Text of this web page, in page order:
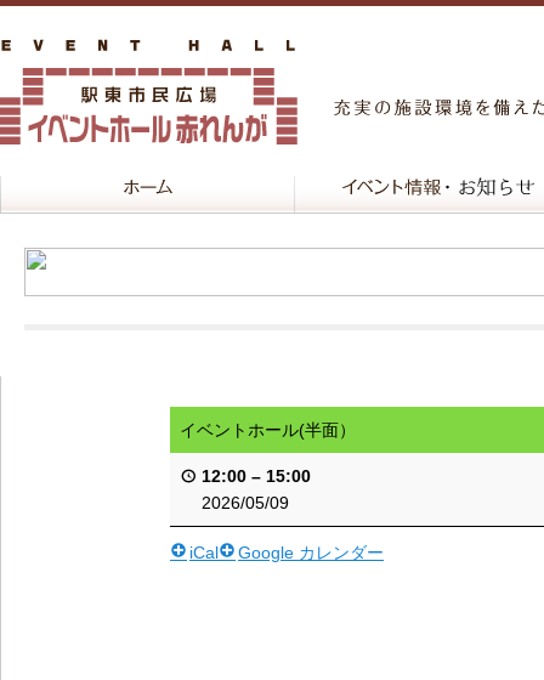
イベントホール(半面）
12:00 – 15:00
2026/05/09
iCal Google カレンダー